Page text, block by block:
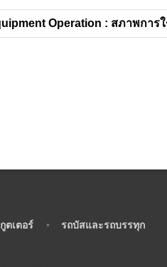
Operation : สภาพการ
ตเตอร์ • รถบัสและรถบรรทุก